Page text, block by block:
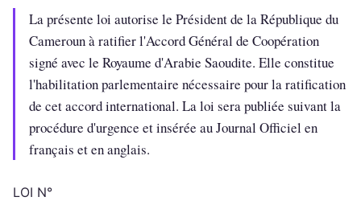
La présente loi autorise le Président de la République du
Cameroun à ratifier l'Accord Général de Coopération
signé avec le Royaume d'Arabie Saoudite. Elle constitue
l'habilitation parlementaire nécessaire pour la ratification
de cet accord international. La loi sera publiée suivant la
procédure d'urgence et insérée au Journal Officiel en
français et en anglais.
LOI N°